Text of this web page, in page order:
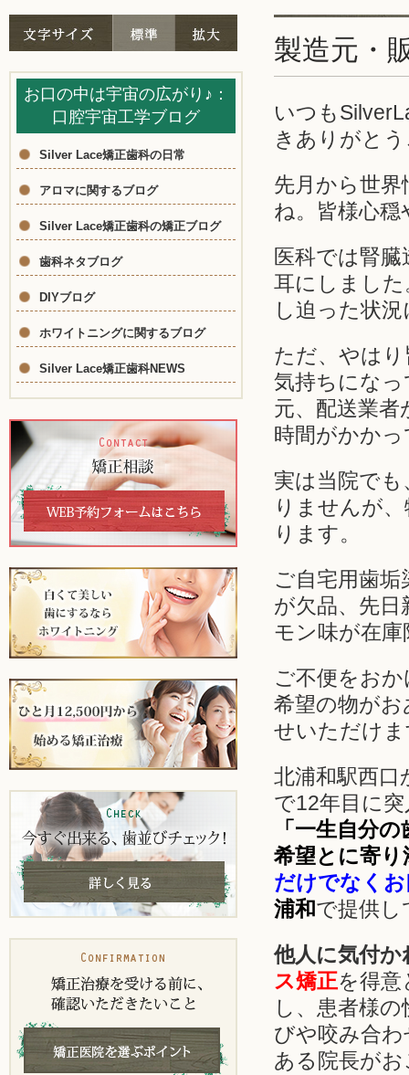
製造元・
いつも
きありがと
先月から世
ね。皆様心
医科では腎
耳にしまし
し迫った状
ただ、やは
気持ちにな
元、配送業
時間がかか
実は当院で
りませんが
ります。
ご自宅用歯
が欠品、先
モン味が在
ご不便をお
希望の物が
せいただけ
北浦和駅西
で12年目に
「一生自分
希望とに寄
だけでなく
浦和で提供
他人に気付
ス矯正を得意
し、患者様
びや咬み合
ある院長が
お口の中は宇宙の広がり♪：
口腔宇宙工学ブログ
Silver Lace矯正歯科の日常
アロマに関するブログ
Silver Lace矯正歯科の矯正ブログ
歯科ネタブログ
DIYブログ
ホワイトニングに関するブログ
Silver Lace矯正歯科NEWS